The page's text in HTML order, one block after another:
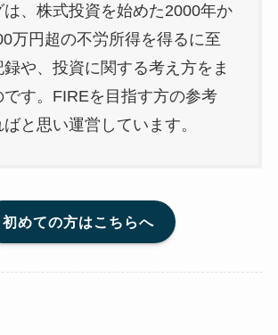
は、株式投資を始めた2000年か
万円超の不労所得を得るに至
録や、投資に関する考え方をま
です。FIREを目指す方の参考
と思い運営しています。
初めての方はこちらへ